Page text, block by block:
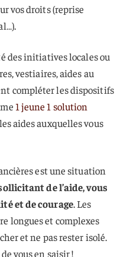
vos droits (reprise
des initiatives locales ou
vestiaires, aides au
compléter les dispositifs
1 jeune 1 solution
aides auxquelles vous
est une situation
de l’aide, vous
et de courage. Les
longues et complexes
et ne pas rester isolé.
vous en saisir !